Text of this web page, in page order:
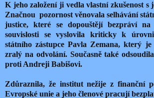
K jeho založení ji vedla vlastní zkušenost s
Značnou pozornost věnovala selhávání
justice, které se dopouštějí bezpráví
souvislosti se vyslovila kriticky k
státního zástupce Pavla Zemana, který je
zralý na odvolání. Současně také
proti Andreji Babišovi.
Zdůraznila, že institut nežije z finanční
Evropské unie a jeho členové pracují